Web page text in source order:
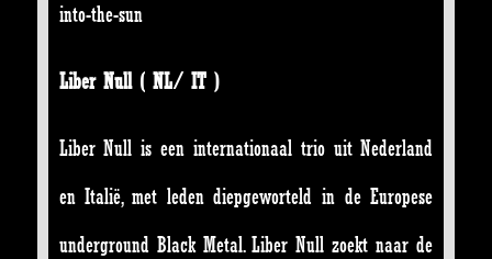
into-the-sun
Liber Null ( NL/ IT )
Liber Null is een internationaal trio uit Nederland
en Italië, met leden diepgeworteld in de Europese
underground Black Metal. Liber Null zoekt naar de